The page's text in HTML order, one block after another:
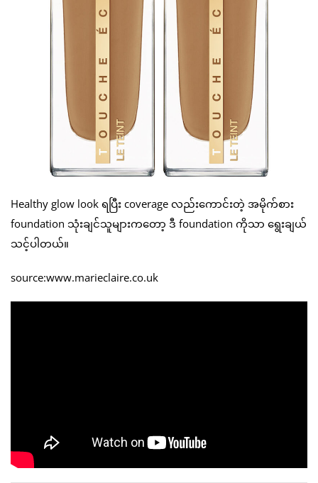
Healthy glow look ရပြီး coverage လည်းကောင်းတဲ့ အမိုက်စား
foundation သုံးချင်သူများကတော့ ဒီ foundation ကိုသာ ရွေးချယ်
သင့်ပါတယ်။
source:www.marieclaire.co.uk